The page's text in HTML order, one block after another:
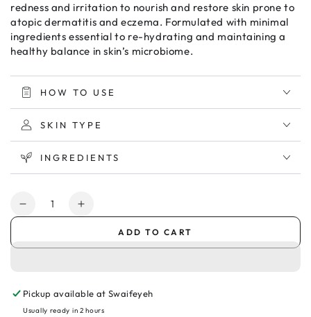
redness and irritation to nourish and restore skin prone to
atopic dermatitis and eczema. Formulated with minimal
ingredients essential to re-hydrating and maintaining a
healthy balance in skin’s microbiome.
HOW TO USE
SKIN TYPE
INGREDIENTS
Quantity
Decrease
Lipid
Replenishing
Increase
Lipid
Replenishing
ADD TO CART
Pickup available atSwaifeyeh
Usually ready in 2 hours